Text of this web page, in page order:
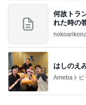
何故トラ
れた時の
nokoarikon
はしのえ
Amebaトピ